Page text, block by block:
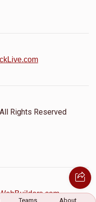
Rights Reserved
Teams About